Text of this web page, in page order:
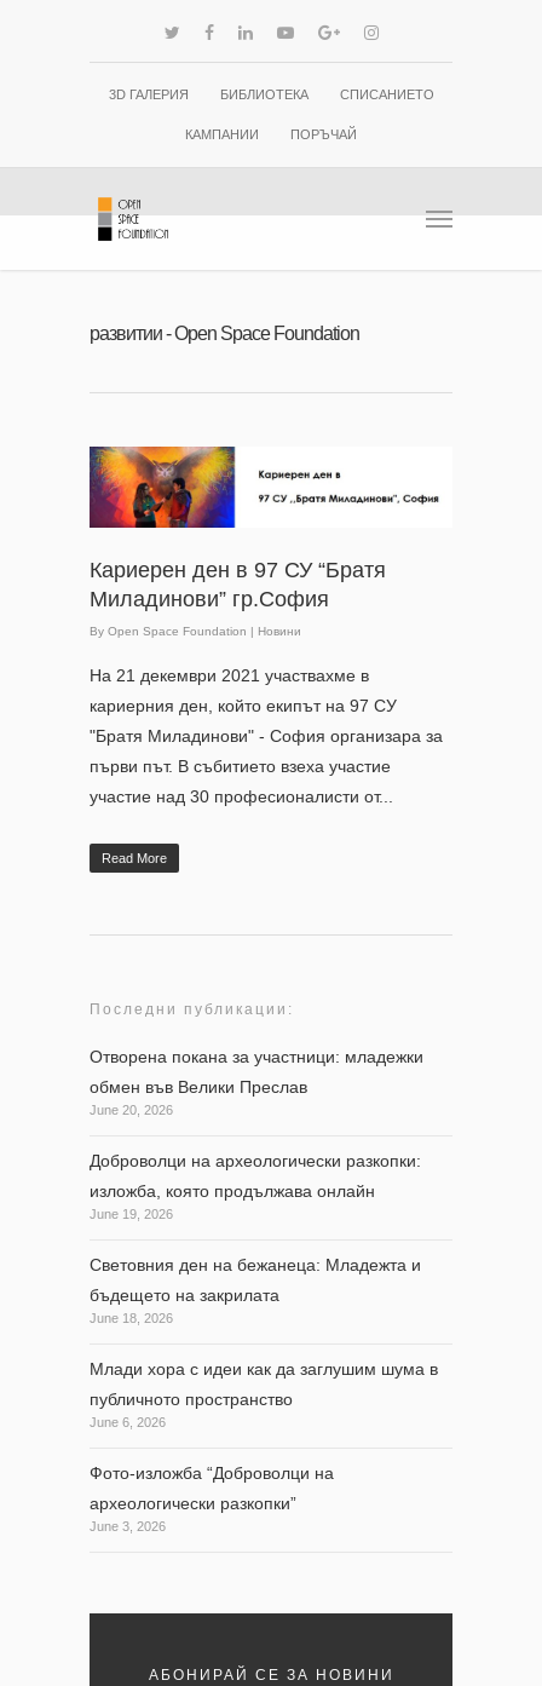
3D ГАЛЕРИЯ БИБЛИОТЕКА СПИСАНИЕТО
КАМПАНИИ ПОРЪЧАЙ
развитии - Open Space Foundation
Кариерен ден в 97 СУ “Братя
Миладинови” гр.София
By Open Space Foundation | Новини
На 21 декември 2021 участвахме в
кариерния ден, който екипът на 97 СУ
"Братя Миладинови" - София организара за
първи път. В събитието взеха участие
участие над 30 професионалисти от...
Read More
Последни публикации:
Отворена покана за участници: младежки
обмен във Велики Преслав
June 20, 2026
Доброволци на археологически разкопки:
изложба, която продължава онлайн
June 19, 2026
Световния ден на бежанеца: Младежта и
бъдещето на закрилата
June 18, 2026
Млади хора с идеи как да заглушим шума в
публичното пространство
June 6, 2026
Фото-изложба “Доброволци на
археологически разкопки”
June 3, 2026
АБОНИРАЙ СЕ ЗА НОВИНИ